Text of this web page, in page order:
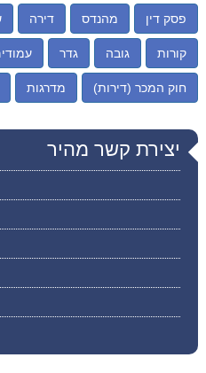
פסק דין מהנדס דירה
קורות גובה גדר
חוק המכר (דירות) מדרגות
יצירת קשר מהיר